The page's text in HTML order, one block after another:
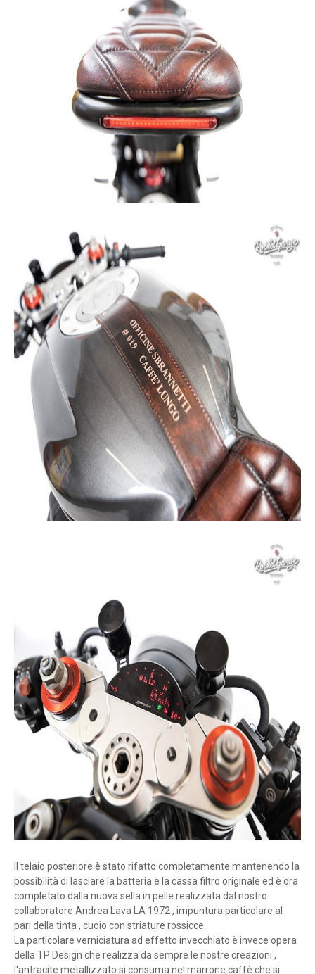
Il telaio posteriore è stato rifatto completamente mantenendo la
possibilità di lasciare la batteria e la cassa filtro originale ed è ora
completato dalla nuova sella in pelle realizzata dal nostro
collaboratore Andrea Lava LA 1972 , impuntura particolare al
pari della tinta , cuoio con striature rossicce.
La particolare verniciatura ad effetto invecchiato è invece opera
della TP Design che realizza da sempre le nostre creazioni ,
l'antracite metallizzato si consuma nel marrone caffè che si